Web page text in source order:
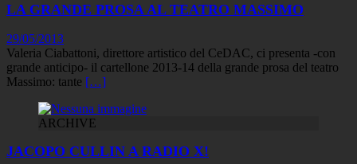
LA GRANDE PROSA AL TEATRO MASSIMO
29/05/2013
Valeria Ciabattoni, direttore artistico del CeDAC, ci presenta -con
grande anticipo- il cartellone 2013-14 della grande prosa del teatro
Massimo: tante […]
ARCHIVE
JACOPO CULLIN A RADIO X!